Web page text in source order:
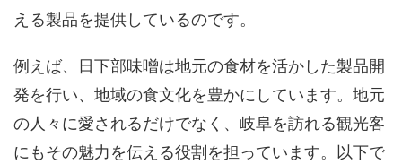
える製品を提供しているのです。
例えば、日下部味噌は地元の食材を活かした製品開
発を行い、地域の食文化を豊かにしています。地元
の人々に愛されるだけでなく、岐阜を訪れる観光客
にもその魅力を伝える役割を担っています。以下で